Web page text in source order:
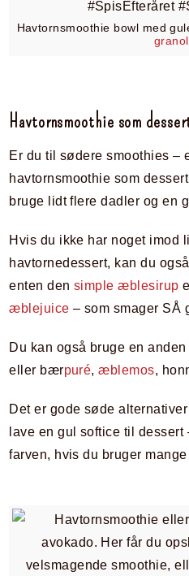
Havtornsmoothie bowl med
Havtornsmoothie som
Er du til sødere smoothies –
havtornsmoothie som
bruge lidt flere dadler og en
Hvis du ikke har noget imod
havtornedessert, kan du
enten densimple æblesirup
æblejuice – som smager SÅ
Du kan også bruge en
eller bærpuré,æblemos,
Det er gode søde
lave en gul softice til
farven, hvis du bruger mange